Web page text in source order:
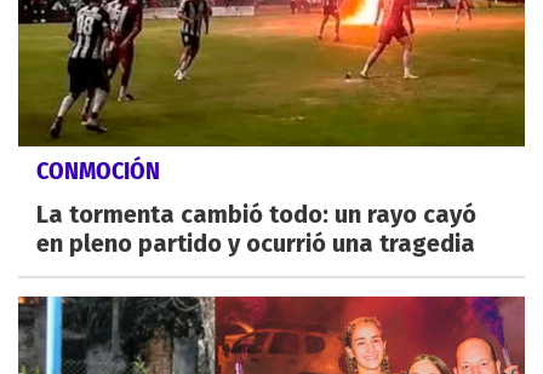
CONMOCIÓN
La tormenta cambió todo: un rayo cayó
en pleno partido y ocurrió una tragedia